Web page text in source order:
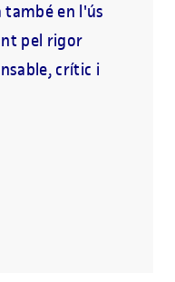
també en l'ús
pel rigor
crític i